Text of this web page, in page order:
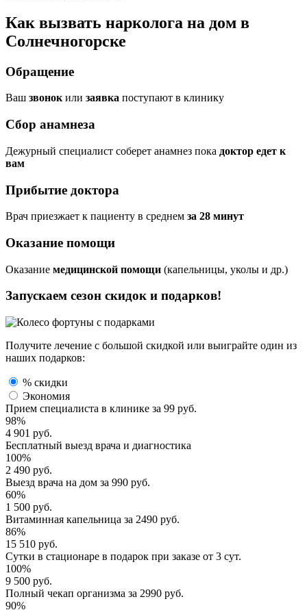
Как вызвать нарколога на дом в
Солнечногорске
Обращение
Ваш звонокили заявка поступают в клинику
Сбор анамнеза
Дежурный специалист соберет анамнез пока доктор едет к
вам
Прибытие доктора
Врач приезжает к пациенту в среднем за 28 минут
Оказание помощи
Оказание медицинской помощи (капельницы, уколы и др.)
Запускаем сезон скидок и подарков!
Получите лечение с большой скидкой или выиграйте один из
наших подарков:
% скидки
Экономия
Прием специалиста в клинике за 99 руб.
98%
4 901 руб.
Бесплатный выезд врача и диагностика
100%
2 490 руб.
Выезд врача на дом за 990 руб.
60%
1 500 руб.
Витаминная капельница за 2490 руб.
86%
15 510 руб.
Сутки в стационаре в подарок при заказе от 3 сут.
100%
9 500 руб.
Полный чекап организма за 2990 руб.
90%